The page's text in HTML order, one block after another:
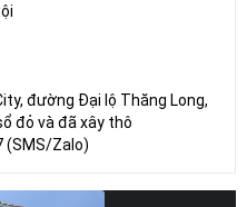
đường Đại lộ Thăng Long,
đỏ và đã xây thô
(SMS/Zalo)